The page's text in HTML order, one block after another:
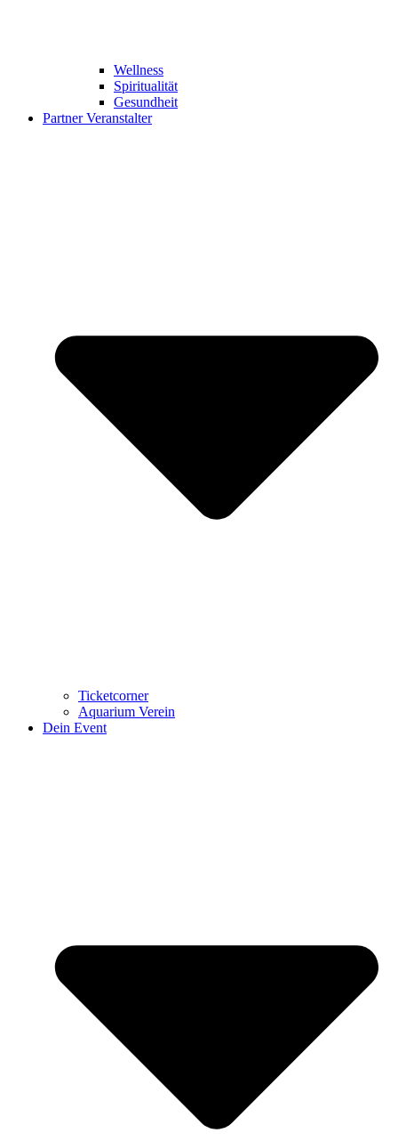
Wellness
Spiritualität
Gesundheit
Partner Veranstalter
Ticketcorner
Aquarium Verein
Dein Event